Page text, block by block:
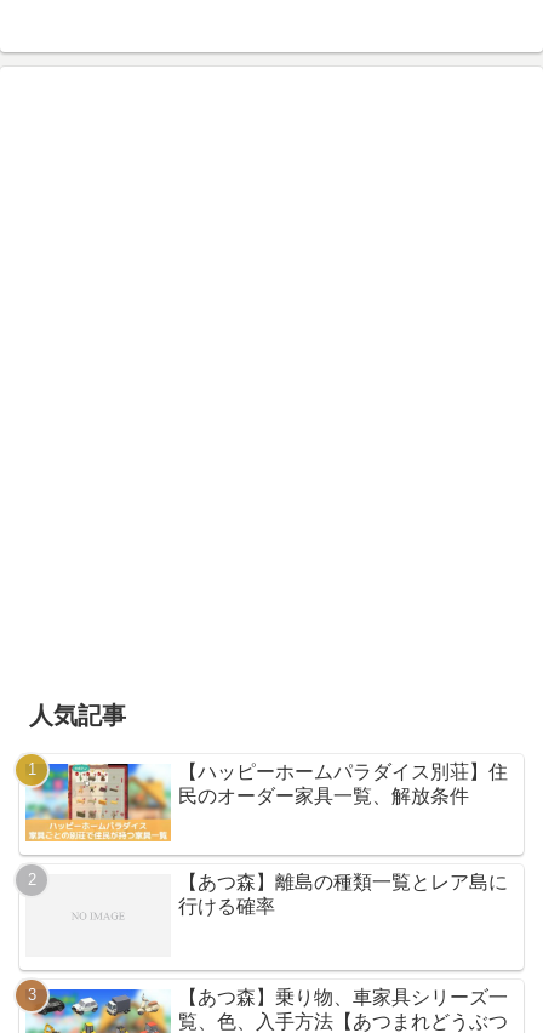
人気記事
【ハッピーホームパラダイス別荘】住
民のオーダー家具一覧、解放条件
【あつ森】離島の種類一覧とレア島に
行ける確率
【あつ森】乗り物、車家具シリーズ一
覧、色、入手方法【あつまれどうぶつ